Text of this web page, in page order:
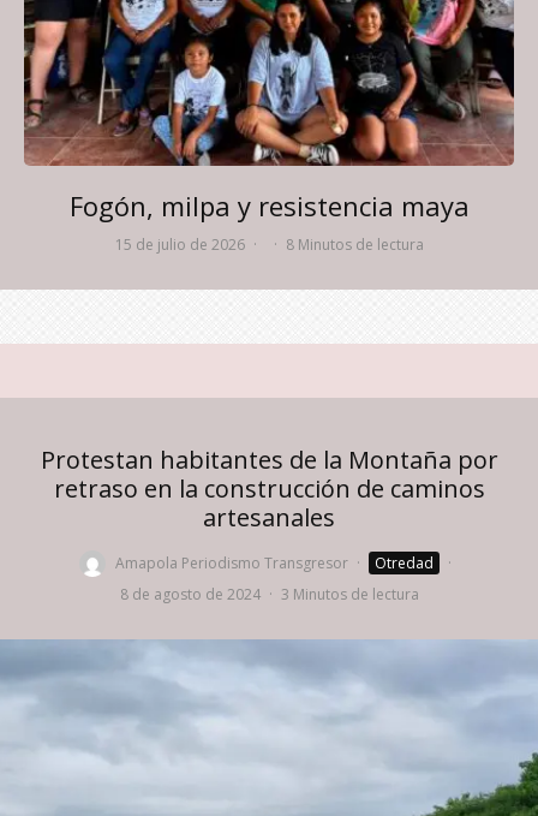
Fogón, milpa y resistencia maya
15 de julio de 2026 · · 8 Minutos de lectura
Protestan habitantes de la Montaña por
retraso en la construcción de caminos
artesanales
Amapola Periodismo Transgresor · Otredad
·
8 de agosto de 2024 · 3 Minutos de lectura